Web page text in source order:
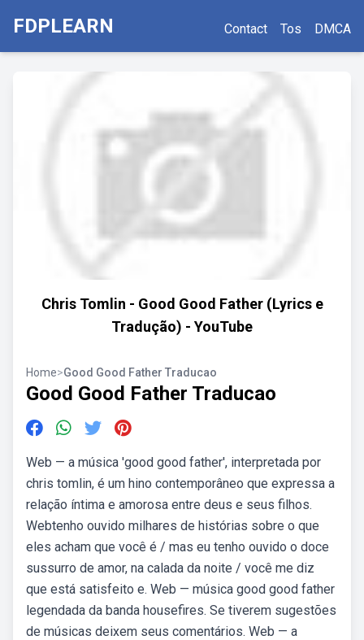
FDPLEARN Contact Tos DMCA
Chris Tomlin - Good Good Father (Lyrics e
Tradução) - YouTube
Home>Good Good Father Traducao
Good Good Father Traducao
Web — a música 'good good father', interpretada por
chris tomlin, é um hino contemporâneo que expressa a
relação íntima e amorosa entre deus e seus filhos.
Webtenho ouvido milhares de histórias sobre o que
eles acham que você é / mas eu tenho ouvido o doce
sussurro de amor, na calada da noite / você me diz
que está satisfeito e. Web — música good good father
legendada da banda housefires. Se tiverem sugestões
de músicas deixem seus comentários. Web — a